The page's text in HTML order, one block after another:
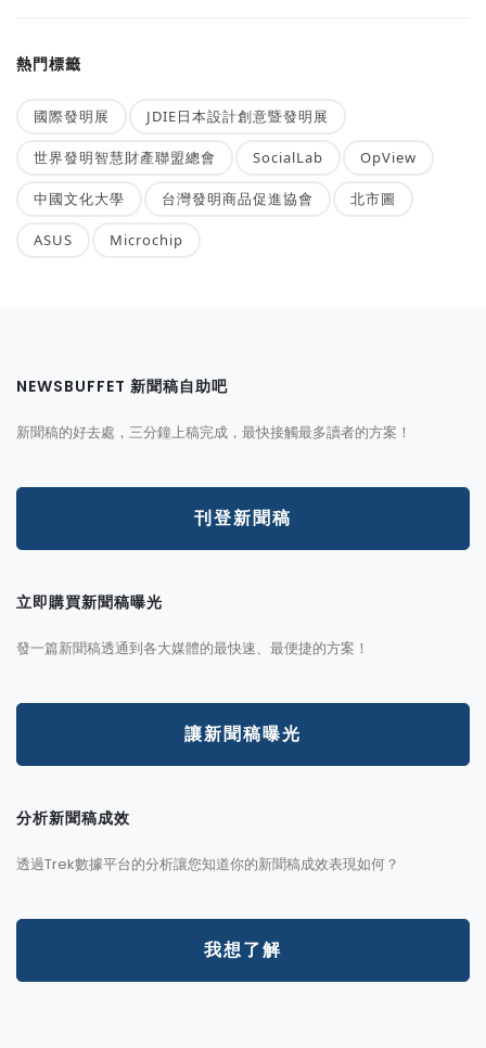
熱門標籤
國際發明展 JDIE日本設計創意暨發明展
世界發明智慧財產聯盟總會 SocialLab OpView
中國文化大學 台灣發明商品促進協會 北市圖
ASUS Microchip
NEWSBUFFET 新聞稿自助吧
新聞稿的好去處，三分鐘上稿完成，最快接觸最多讀者的方案！
刊登新聞稿
立即購買新聞稿曝光
發一篇新聞稿透通到各大媒體的最快速、最便捷的方案！
讓新聞稿曝光
分析新聞稿成效
透過Trek數據平台的分析讓您知道你的新聞稿成效表現如何？
我想了解